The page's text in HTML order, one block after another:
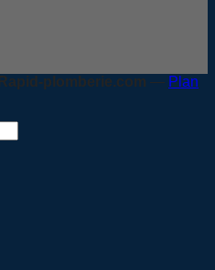
Rapid-plomberie.com — Plan